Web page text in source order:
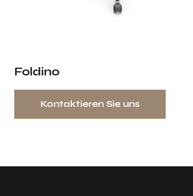
Foldino
Kontaktieren Sie uns